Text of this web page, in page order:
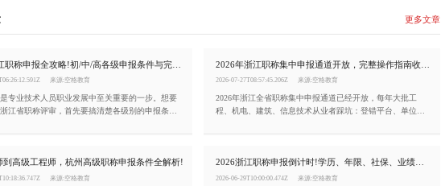
更多文章
2026浙江职称申报全攻略!初/中/高各级申报条件与完整流程详解
来源:空格教育
专业技术人员职业发展中至关重要的一步。想要
江省职称评审，首先要搞清楚各级别的申报条
2026-07-27T08:57:45.206Z 来源:空格教育
2026年浙江全省职称集中申报通道已经开放，每年大批工
程、机电、建筑、信息技术从业者踩坑：登错平台、单位无
次性讲清楚。
到高级工程师，杭州高级职称申报条件全解析!
来源:空格教育
2026浙江职称申报倒计时!学历、年限、社保、业绩材料自查清单
2026-06-29T10:00:00.474Z 来源:空格教育